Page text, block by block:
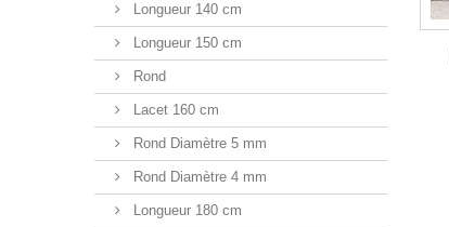
Longueur 140 cm
Longueur 150 cm
Rond
Lacet 160 cm
Rond Diamètre 5 mm
Rond Diamètre 4 mm
Longueur 180 cm